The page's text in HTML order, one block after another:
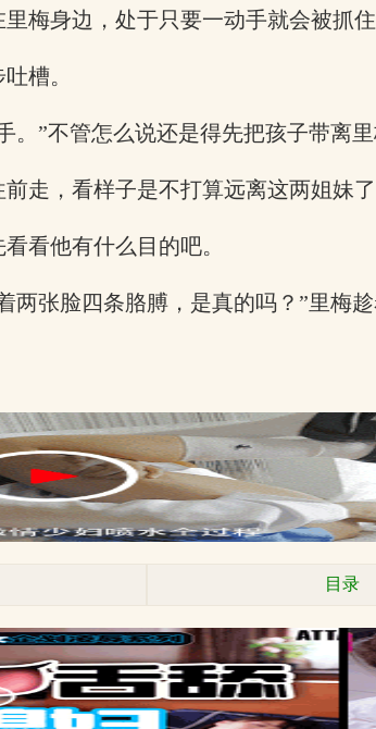
梅身边，处于只要一动手就会被抓住
槽。
”不管怎么说还是得先把孩子带离里
走，看样子是不打算远离这两姐妹了
看他有什么目的吧。
两张脸四条胳膊，是真的吗？”里梅
目录